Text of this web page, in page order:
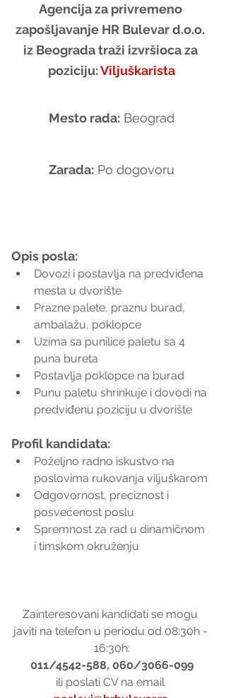
Agencija za privremeno
zapošljavanje HR Bulevar d.o.o.
iz Beograda traži izvršioca za
poziciju: Viljuškarista
Mesto rada: Beograd
Zarada: Po dogovoru
Opis posla:
Dovozi i postavlja na predviđena
mesta u dvorište
Prazne palete, praznu burad,
ambalažu, poklopce
Uzima sa punilice paletu sa 4
puna bureta
Postavlja poklopce na burad
Punu paletu shrinkuje i dovodi na
predviđenu poziciju u dvorište
Profil kandidata:
Poželjno radno iskustvo na
poslovima rukovanja viljuškarom
Odgovornost, preciznost i
posvećenost poslu
Spremnost za rad u dinamičnom
i timskom okruženju
Zainteresovani kandidati se mogu
javiti na telefon u periodu od 08:30h -
16:30h:
011/4542-588, 060/3066-099
ili poslati CV na email